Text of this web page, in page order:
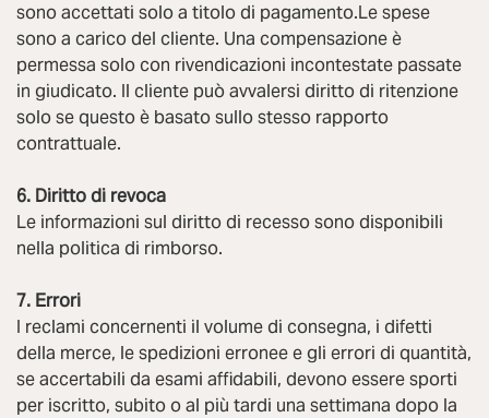
sono accettati solo a titolo di pagamento.Le spese
sono a carico del cliente. Una compensazione è
permessa solo con rivendicazioni incontestate passate
in giudicato. Il cliente può avvalersi diritto di ritenzione
solo se questo è basato sullo stesso rapporto
contrattuale.
6. Diritto di revoca
Le informazioni sul diritto di recesso sono disponibili
nella politica di rimborso.
7. Errori
I reclami concernenti il volume di consegna, i difetti
della merce, le spedizioni erronee e gli errori di quantità,
se accertabili da esami affidabili, devono essere sporti
per iscritto, subito o al più tardi una settimana dopo la